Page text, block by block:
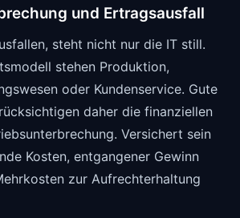
und Ertragsausfall
steht nicht nur die IT still.
stehen Produktion,
oder Kundenservice. Gute
daher die finanziellen
Versichert sein
Kosten, entgangener Gewinn
zur Aufrechterhaltung